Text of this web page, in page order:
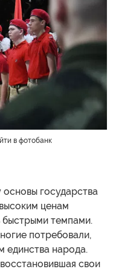
в фотобанк
государства
ценам
быстрыми темпами.
потребовали,
единства народа.
свои